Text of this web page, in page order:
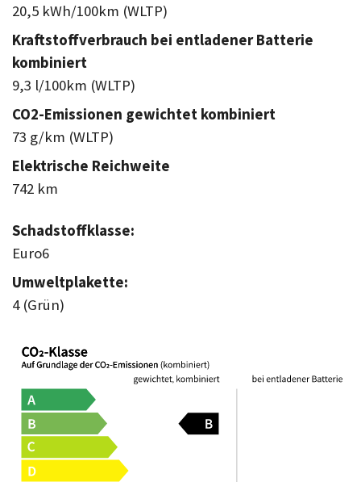
20,5 kWh/100km (WLTP)
Kraftstoffverbrauch bei entladener Batterie
kombiniert
9,3 l/100km (WLTP)
CO2-Emissionen gewichtet kombiniert
73 g/km (WLTP)
Elektrische Reichweite
742 km
Schadstoffklasse:
Euro6
Umweltplakette:
4 (Grün)